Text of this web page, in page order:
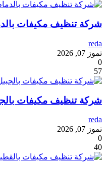
شركة تنظيف مكيفات
reda
تموز 07, 2026
0
57
شركة تنظيف مكيفات
reda
تموز 07, 2026
0
40